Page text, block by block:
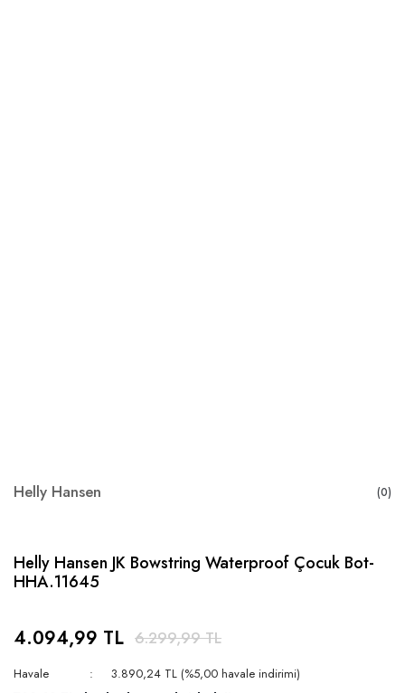
Helly Hansen (0)
Helly Hansen JK Bowstring Waterproof Çocuk Bot-
HHA.11645
4.094,99 TL 6.299,99 TL
Havale
3.890,24 TL (%5,00 havale indirimi)